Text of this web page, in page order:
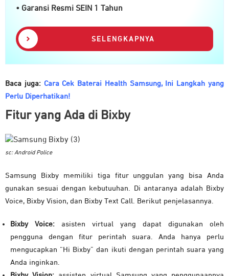
• Garansi Resmi SEIN 1 Tahun
SELENGKAPNYA
Baca juga: Cara Cek Baterai Health Samsung, Ini Langkah yang
Perlu Diperhatikan!
Fitur yang Ada di Bixby
sc: Android Police
Samsung Bixby memiliki tiga fitur unggulan yang bisa Anda
gunakan sesuai dengan kebutuuhan. Di antaranya adalah Bixby
Voice, Bixby Vision, dan Bixby Text Call. Berikut penjelasannya.
Bixby Voice: asisten virtual yang dapat digunakan oleh
pengguna dengan fitur perintah suara. Anda hanya perlu
mengucapkan “Hi Bixby” dan ikuti dengan perintah suara yang
Anda inginkan.